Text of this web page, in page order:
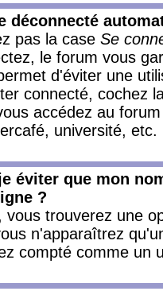
déconnecté
pas la case Se
le forum vous
d'éviter une
connecté, cochez
accédez au
université, etc.
éviter que mon
?
vous trouverez une
n'apparaîtrez
compté comme un